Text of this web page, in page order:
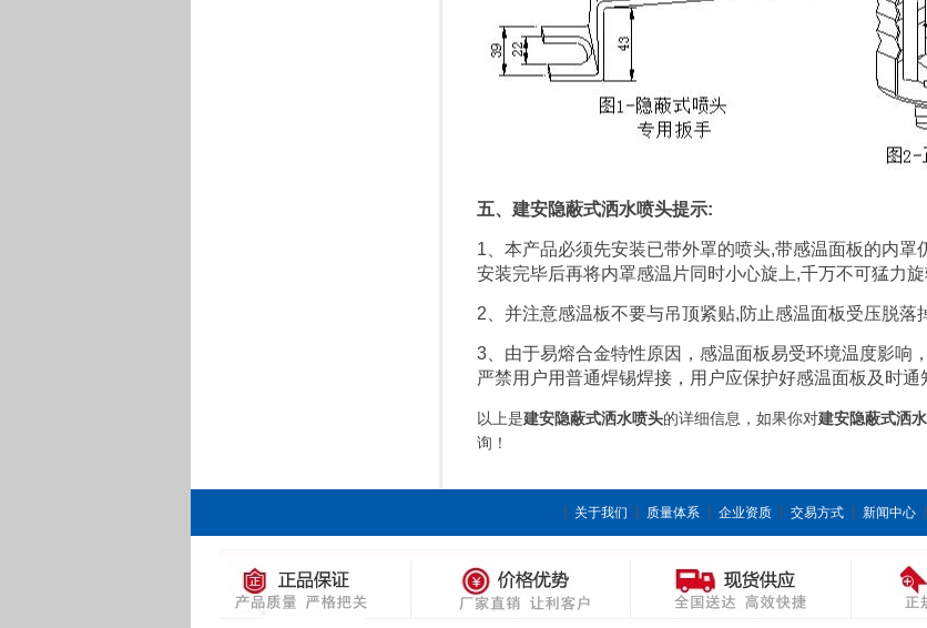
五、建安隐蔽式洒水喷头提示:
1、本产品必须先安装已带外罩的喷头,带感温面板的内
安装完毕后再将内罩感温片同时小心旋上,千万不可猛力旋
2、并注意感温板不要与吊顶紧贴,防止感温面板受压脱落
3、由于易熔合金特性原因，感温面板易受环境温度影响
严禁用户用普通焊锡焊接，用户应保护好感温面板及时通
以上是建安隐蔽式洒水喷头的详细信息，如果你对建安隐蔽式洒
询！
关于我们 质量体系 企业资质 交易方式 新闻中心